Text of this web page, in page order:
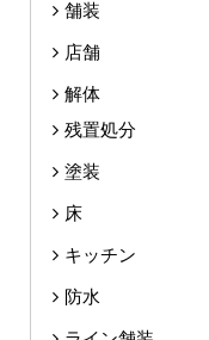
舗装
店舗
解体
残置処分
塗装
床
キッチン
防水